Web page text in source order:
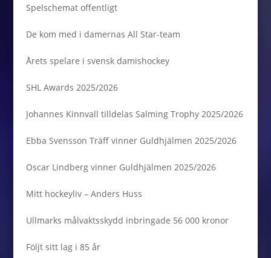
Spelschemat offentligt
De kom med i damernas All Star-team
Årets spelare i svensk damishockey
SHL Awards 2025/2026
Johannes Kinnvall tilldelas Salming Trophy 2025/2026
Ebba Svensson Träff vinner Guldhjälmen 2025/2026
Oscar Lindberg vinner Guldhjälmen 2025/2026
Mitt hockeyliv – Anders Huss
Ullmarks målvaktsskydd inbringade 56 000 kronor
Följt sitt lag i 85 år